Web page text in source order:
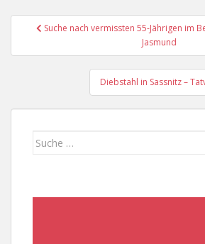
Beitragsnavigation
Suche nach vermissten 55-Jährigen im
Jasmund
Diebstahl in Sassnitz –
Suche